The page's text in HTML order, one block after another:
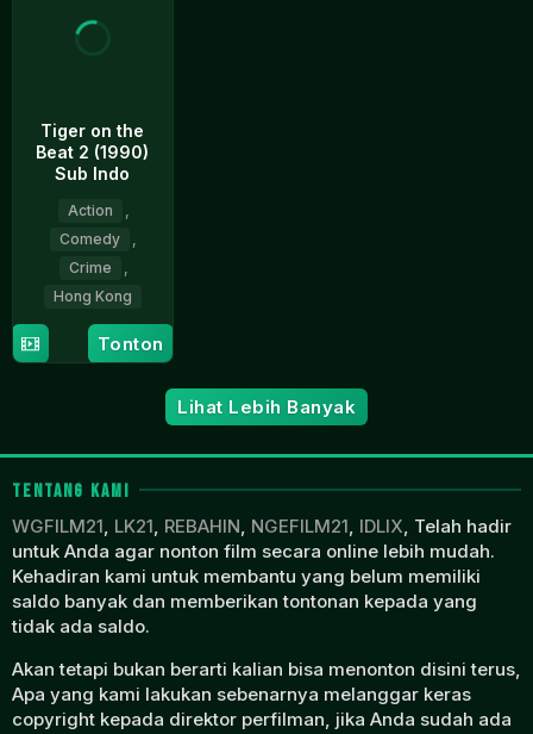
Tiger on the
Beat 2 (1990)
Sub Indo
Action
,
Comedy
,
Crime
,
Hong Kong
10
Feb
Lau
Kar-
Tonton
Lihat Lebih Banyak
TENTANG KAMI
WGFILM21, LK21, REBAHIN, NGEFILM21, IDLIX, Telah hadir
untuk Anda agar nonton film secara online lebih mudah.
Kehadiran kami untuk membantu yang belum memiliki
saldo banyak dan memberikan tontonan kepada yang
tidak ada saldo.
Akan tetapi bukan berarti kalian bisa menonton disini terus,
Apa yang kami lakukan sebenarnya melanggar keras
copyright kepada direktor perfilman, jika Anda sudah ada